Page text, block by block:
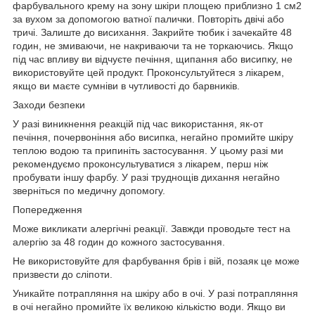
фарбувального крему на зону шкіри площею приблизно 1 см2
за вухом за допомогою ватної палички. Повторіть двічі або
тричі. Залиште до висихання. Закрийте тюбик і зачекайте 48
годин, не змиваючи, не накриваючи та не торкаючись. Якщо
під час впливу ви відчуєте печіння, щипання або висипку, не
використовуйте цей продукт. Проконсультуйтеся з лікарем,
якщо ви маєте сумніви в чутливості до барвників.
Заходи безпеки
У разі виникнення реакцій під час використання, як-от
печіння, почервоніння або висипка, негайно промийте шкіру
теплою водою та припиніть застосування. У цьому разі ми
рекомендуємо проконсультуватися з лікарем, перш ніж
пробувати іншу фарбу. У разі труднощів дихання негайно
зверніться по медичну допомогу.
Попередження
Може викликати алергічні реакції. Завжди проводьте тест на
алергію за 48 годин до кожного застосування.
Не використовуйте для фарбування брів і вій, позаяк це може
призвести до сліпоти.
Уникайте потрапляння на шкіру або в очі. У разі потрапляння
в очі негайно промийте їх великою кількістю води. Якщо ви